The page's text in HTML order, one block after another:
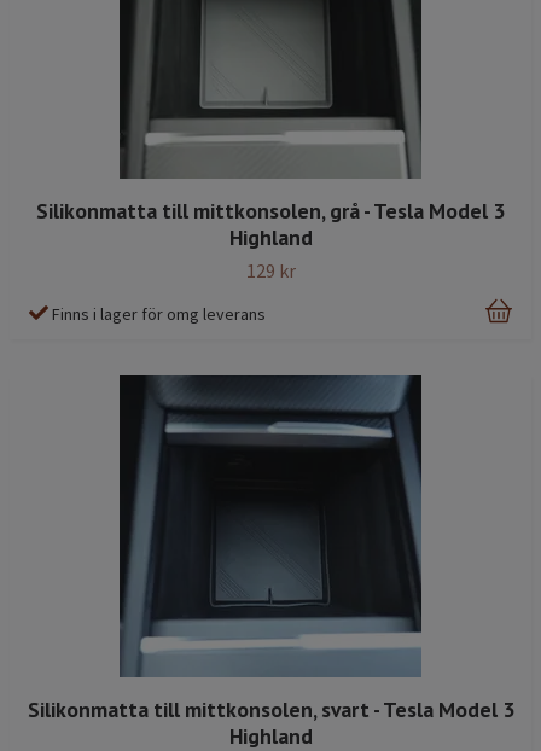
Silikonmatta till mittkonsolen, grå - Tesla Model 3
Highland
129 kr
Finns i lager för omg leverans
Silikonmatta till mittkonsolen, svart - Tesla Model 3
Highland